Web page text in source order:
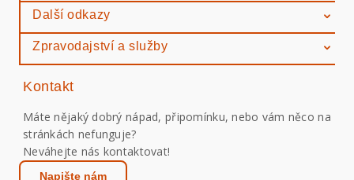
Další odkazy
Zpravodajství a služby
Kontakt
Máte nějaký dobrý nápad, připomínku, nebo vám něco na
stránkách nefunguje?
Neváhejte nás kontaktovat!
Napište nám